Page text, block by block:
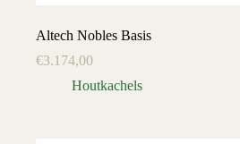
Altech Nobles Basis
€3.174,00
Houtkachels